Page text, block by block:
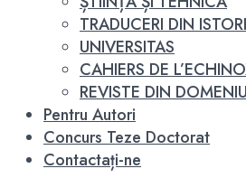
TRADUCERI DIN
UNIVERSITAS
CAHIERS DE
REVISTE DIN
Pentru Autori
Concurs Teze Doctorat
Contactați-ne